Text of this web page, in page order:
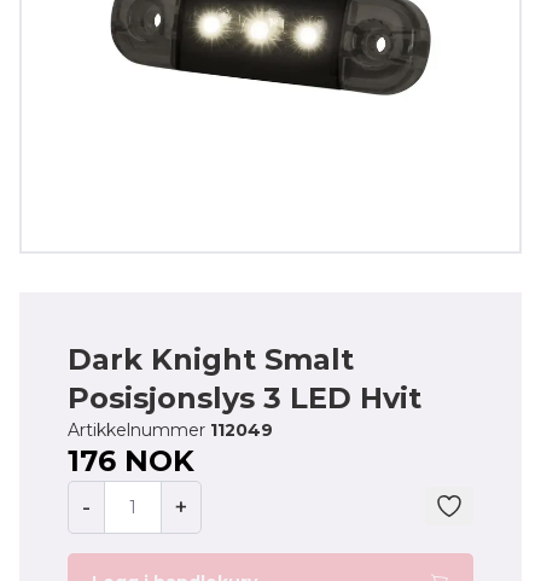
Dark Knight Smalt
Posisjonslys 3 LED Hvit
Artikkelnummer 112049
176 NOK
- +